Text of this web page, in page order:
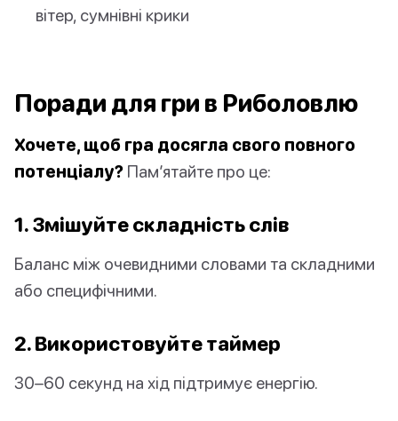
вітер, сумнівні крики
Поради для гри в Риболовлю
Хочете, щоб гра досягла свого повного
потенціалу? Пам’ятайте про це:
1. Змішуйте складність слів
Баланс між очевидними словами та складними
або специфічними.
2. Використовуйте таймер
30–60 секунд на хід підтримує енергію.